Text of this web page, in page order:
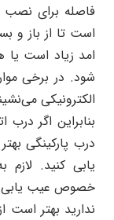
فاصله برای
است تا از باز و
امد زیاد است یا
شود. در برخی
الکترونیکی
بنابراین اگر
درب پارکینگی
یابی کنید.
خصوص عیب یابی و
ندارید بهتر است